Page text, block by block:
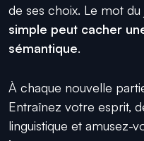
de ses choix. Le mot
simple peut cacher
sémantique.
À chaque nouvelle
Entraînez votre esprit,
linguistique et amusez-